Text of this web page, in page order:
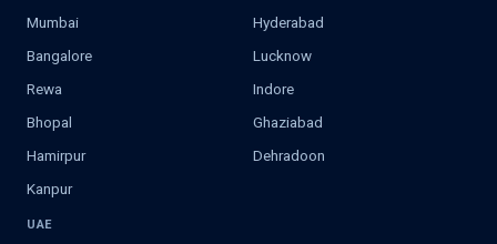
Mumbai
Hyderabad
Bangalore
Lucknow
Rewa
Indore
Bhopal
Ghaziabad
Hamirpur
Dehradoon
Kanpur
UAE